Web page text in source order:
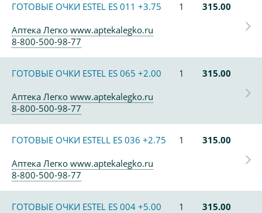
ГОТОВЫЕ ОЧКИ ESTEL ES 011 +3.75 1
315.00
Аптека Легко www.aptekalegko.ru
8-800-500-98-77
ГОТОВЫЕ ОЧКИ ESTEL ES 065 +2.00 1
315.00
Аптека Легко www.aptekalegko.ru
8-800-500-98-77
ГОТОВЫЕ ОЧКИ ESTELL ES 036 +2.75 1
315.00
Аптека Легко www.aptekalegko.ru
8-800-500-98-77
ГОТОВЫЕ ОЧКИ ESTEL ES 004 +5.00 1
315.00